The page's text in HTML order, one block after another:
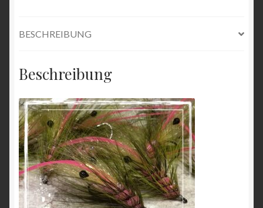
BESCHREIBUNG
Beschreibung